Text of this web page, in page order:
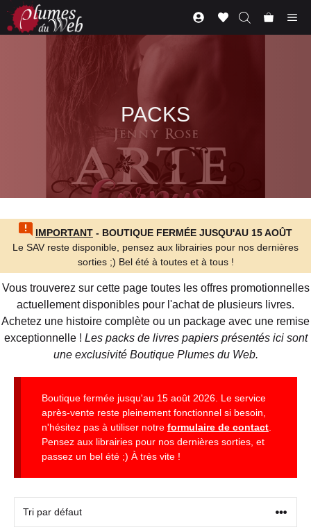
Aller
contenu
PACKS
IMPORTANT - BOUTIQUE FERMÉE JUSQU'AU 15 AOÛT
Le SAV reste disponible, pensez aux librairies pour nos dernières
sorties ;) Bel été à toutes et à tous !
Vous trouverez sur cette page toutes les offres promotionnelles
actuellement disponibles pour l'achat de plusieurs livres.
Achetez une histoire complète ou un package avec une remise
exceptionnelle ! Les packs de livres papiers présentés ici sont
une exclusivité Boutique Plumes du Web.
Boutique fermée jusqu'au 15 août 2026. Le service
après-vente reste pleinement fonctionnel si besoin,
n'hésitez pas à utiliser notre formulaire de contact
Pensez aux librairies pour nos dernières sorties, et
passez un bel été ;) À très vite !